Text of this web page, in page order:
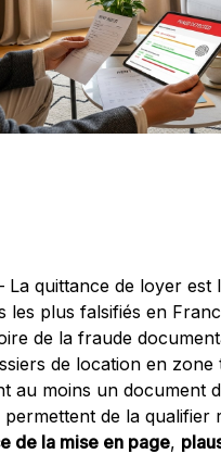
quittance de loyer est
les plus falsifiés en
de la fraude
de location en zone
au moins un document
de la qualifier
de la mise en page,